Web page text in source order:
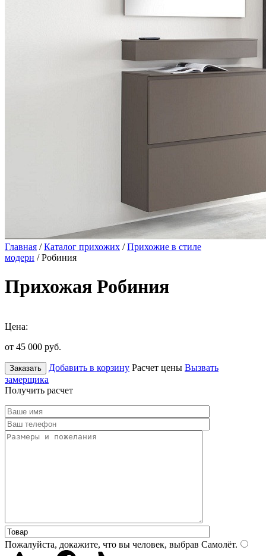
Главная /Каталог прихожих /Прихожие в стиле
модерн / Робиния
Прихожая Робиния
Цена:
от 45 000 руб.
Заказать Добавить в корзину Расчет цены Вызвать
замерщика
Получить расчет
Пожалуйста, докажите, что вы человек, выбрав Самолёт.